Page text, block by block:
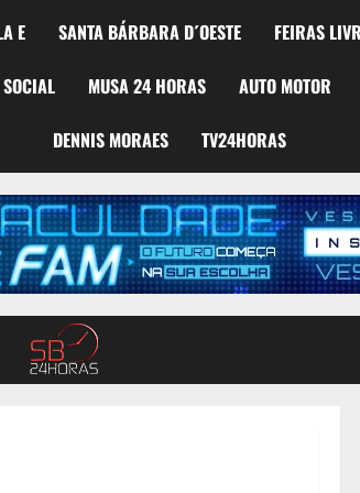
E SANTA BÁRBARA D´OESTE FEIRAS
SOCIAL MUSA 24 HORAS AUTO MOTOR
DENNIS MORAES TV24HORAS